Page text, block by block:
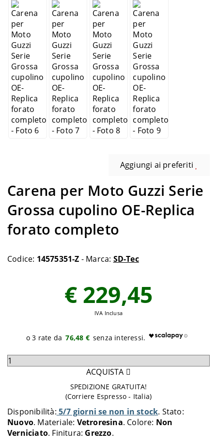
Aggiungi ai preferiti
Carena per Moto Guzzi Serie
Grossa cupolino OE-Replica
forato completo
Codice: 14575351-Z - Marca: SD-Tec
Disponibilità: 5/7 giorni se non in stock Stato:
Nuovo Materiale: Vetroresina Colore: Non
Verniciato Finitura: Grezzo
€ 229,45
IVA Inclusa
76,48 €
Seleziona
carrello
ACQUISTA
SPEDIZIONE GRATUITA!
(Corriere Espresso - Italia)